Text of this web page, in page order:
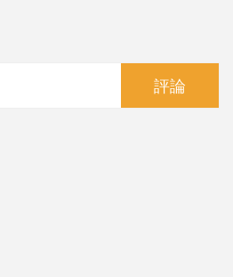
評論